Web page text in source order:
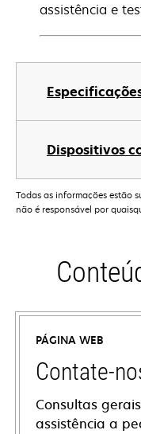
Dispositivos
assistência e
Todas as informações estão
não é responsável por
PÁGINA WEB
Contate-
Consultas
assistência a